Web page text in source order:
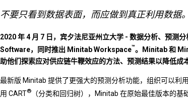
不要只看到数据表面，而应做到真正利用数据
2020 年 4 月 7 日，宾夕法尼亚州立大学 - 数据分析、预测
Software，同时推出 Minitab Workspace™。Minitab 和
助他们探索应对供应链牛鞭效应的方法、预测结果以降低成
最新版 Minitab 提供了更强大的预测分析功能，组织可以利
用 CART® （分类和回归树），Minitab 在原始最佳版本的